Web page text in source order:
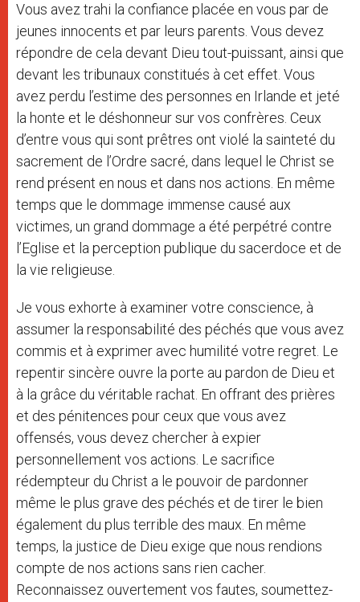
Vous avez trahi la confiance placée en vous par de
jeunes innocents et par leurs parents. Vous devez
répondre de cela devant Dieu tout-puissant, ainsi que
devant les tribunaux constitués à cet effet. Vous
avez perdu l’estime des personnes en Irlande et jeté
la honte et le déshonneur sur vos confrères. Ceux
d’entre vous qui sont prêtres ont violé la sainteté du
sacrement de l’Ordre sacré, dans lequel le Christ se
rend présent en nous et dans nos actions. En même
temps que le dommage immense causé aux
victimes, un grand dommage a été perpétré contre
l’Eglise et la perception publique du sacerdoce et de
la vie religieuse.
Je vous exhorte à examiner votre conscience, à
assumer la responsabilité des péchés que vous avez
commis et à exprimer avec humilité votre regret. Le
repentir sincère ouvre la porte au pardon de Dieu et
à la grâce du véritable rachat. En offrant des prières
et des pénitences pour ceux que vous avez
offensés, vous devez chercher à expier
personnellement vos actions. Le sacrifice
rédempteur du Christ a le pouvoir de pardonner
même le plus grave des péchés et de tirer le bien
également du plus terrible des maux. En même
temps, la justice de Dieu exige que nous rendions
compte de nos actions sans rien cacher.
Reconnaissez ouvertement vos fautes, soumettez-